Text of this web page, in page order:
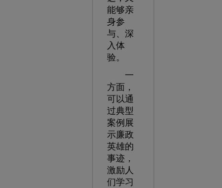
能够亲
身参
与、深
入体
验。
一
方面，
可以通
过典型
案例展
示廉政
英雄的
事迹，
激励人
们学习